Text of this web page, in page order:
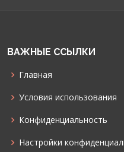
ВАЖНЫЕ ССЫЛКИ
Главная
Условия использования
Конфиденциальность
Настройки